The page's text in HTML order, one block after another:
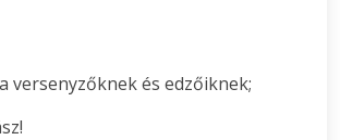
versenyzőknek és edzőiknek;